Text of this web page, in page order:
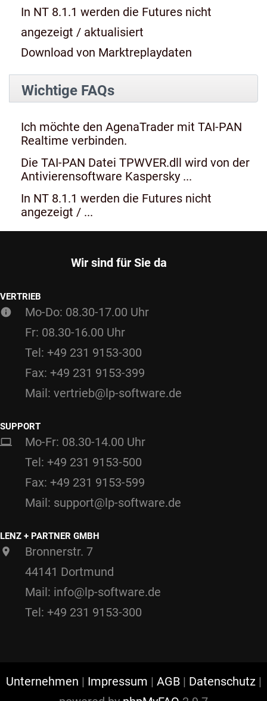
In NT 8.1.1 werden die Futures nicht
angezeigt / aktualisiert
Download von Marktreplaydaten
Wichtige FAQs
Ich möchte den AgenaTrader mit TAI-PAN
Realtime verbinden.
Die TAI-PAN Datei TPWVER.dll wird von der
Antivierensoftware Kaspersky ...
In NT 8.1.1 werden die Futures nicht
angezeigt / ...
Wir sind für Sie da
VERTRIEB
Mo-Do: 08.30-17.00 Uhr
Fr: 08.30-16.00 Uhr
Tel: +49 231 9153-300
Fax: +49 231 9153-399
Mail: vertrieb@lp-software.de
SUPPORT
Mo-Fr: 08.30-14.00 Uhr
Tel: +49 231 9153-500
Fax: +49 231 9153-599
Mail: support@lp-software.de
LENZ + PARTNER GMBH
Bronnerstr. 7
44141 Dortmund
Mail: info@lp-software.de
Tel: +49 231 9153-300
Unternehmen | Impressum | AGB | Datenschutz|